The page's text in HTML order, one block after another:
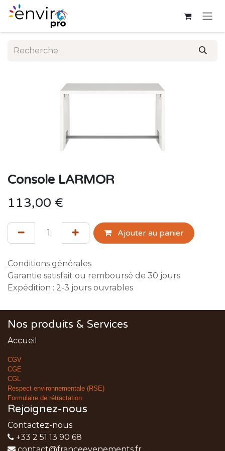
Se rendre au contenu
Console LARMOR
113,00 €
Ajouter au panier
Conditions générales
Garantie satisfait ou remboursé de 30 jours
Expédition : 2-3 jours ouvrables
Nos produits & Services
Accueil
CGV
CGE
CGL
Respect environnementale (RSE)
Formulaire de rétractation
Rejoignez-nous
Contactez-nous
+33 2 51 13 90 68